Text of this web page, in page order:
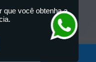
Especializada de
- Fabricante de
e Manutenção
que você obtenha a